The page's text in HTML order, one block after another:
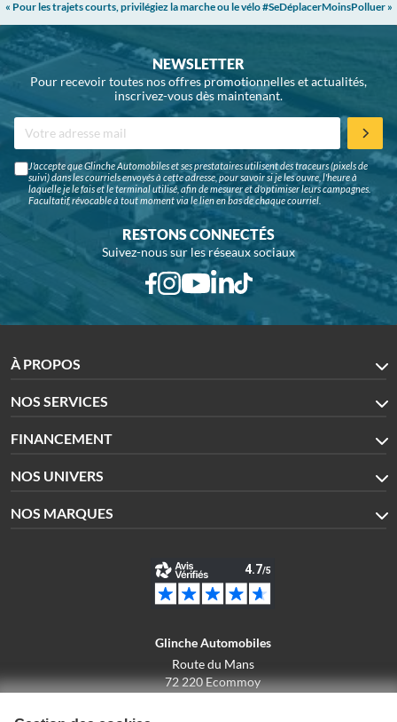
« Pour les trajets courts, privilégiez la marche ou le vélo #SeDéplacerMoinsPolluer »
NEWSLETTER
Pour recevoir toutes nos offres promotionnelles et actualités,
inscrivez-vous dès maintenant.
J'accepte que Glinche Automobiles et ses prestataires utilisent des traceurs (pixels de
suivi) dans les courriels envoyés à cette adresse, pour savoir si je les ouvre, l'heure à
laquelle je le fais et le terminal utilisé, afin de mesurer et d'optimiser leurs campagnes.
Facultatif, révocable à tout moment via le lien en bas de chaque courriel.
RESTONS CONNECTÉS
Suivez-nous sur les réseaux sociaux
À PROPOS
NOS SERVICES
FINANCEMENT
NOS UNIVERS
NOS MARQUES
Glinche Automobiles
Route du Mans
72 220 Ecommoy